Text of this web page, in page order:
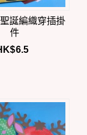
誕編織穿插掛
件
6.5